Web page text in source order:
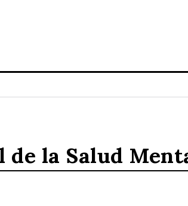
de la Salud